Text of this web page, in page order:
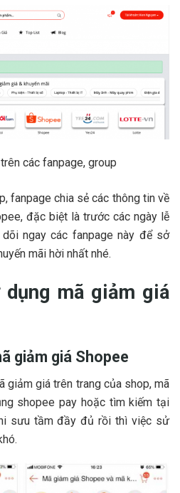
các fanpage, group
fanpage chia sẻ các thông tin về
đặc biệt là trước các ngày lễ
ngay các fanpage này để sở
mãi hời nhất nhé.
mã giảm giá
giảm giá Shopee
giảm giá trên trang của shop, mã
shopee pay hoặc tìm kiếm tại
sưu tầm đầy đủ rồi thì việc sử